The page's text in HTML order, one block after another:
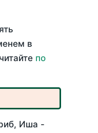
в
по
Иша -